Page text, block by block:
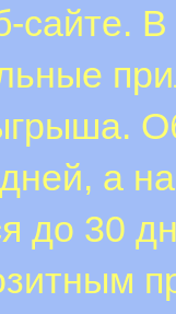
сайте.
а
до 30